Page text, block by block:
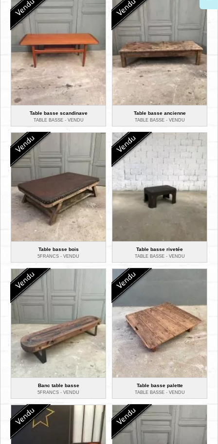
Table basse scandinave
TABLE BASSE - VENDU
Table basse ancienne
TABLE BASSE - VENDU
Table basse bois
5FRANCS - VENDU
Table basse rivetée
TABLE BASSE - VENDU
Banc table basse
5FRANCS - VENDU
Table basse palette
TABLE BASSE - VENDU